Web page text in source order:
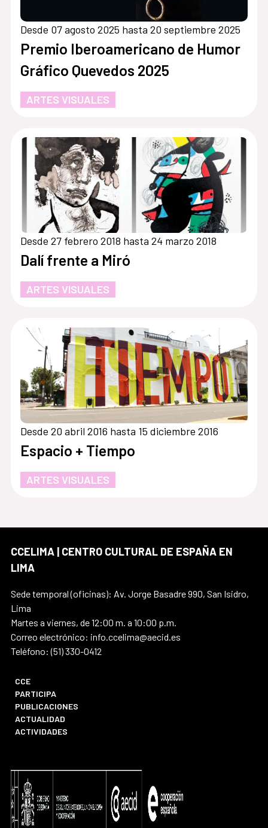
Desde 07 agosto 2025 hasta 20 septiembre 2025
Premio Iberoamericano de Humor
Gráfico Quevedos 2025
ARTES VISUALES
Desde 27 febrero 2018 hasta 24 marzo 2018
Dalí frente a Miró
ARTES VISUALES
Desde 20 abril 2016 hasta 15 diciembre 2016
Espacio + Tiempo
ARTES VISUALES
CCELIMA | CENTRO CULTURAL DE ESPAÑA EN
LIMA
Sede temporal (oficinas): Av. Jorge Basadre 990, San Isidro,
Lima
Martes a viernes, de 12:00 m. a 10:00 p.m.
Correo electrónico: info.ccelima@aecid.es
Teléfono: (51) 330-0412
CCE
PARTICIPA
PUBLICACIONES
ACTUALIDAD
ACTIVIDADES